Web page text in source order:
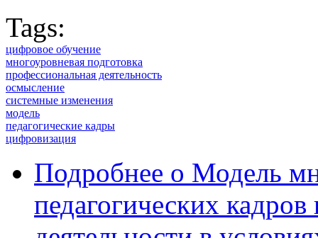
Tags:
цифровое обучение
многоуровневая подготовка
профессиональная деятельность
осмысление
системные изменения
модель
педагогические кадры
цифровизация
Подробнее о Модель
педагогических